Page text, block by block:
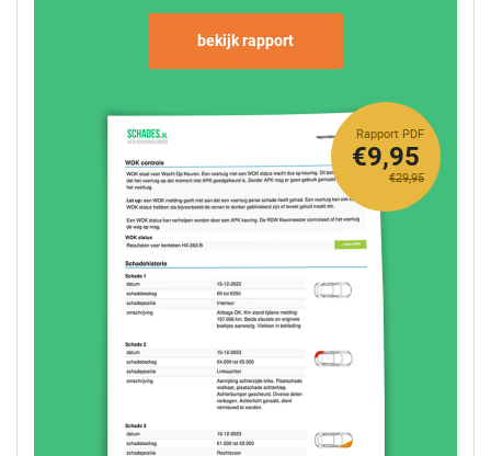
bekijk rapport
Rapport PDF
€29,95
€9,95